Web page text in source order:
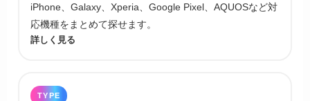
iPhone、Galaxy、Xperia、Google Pixel、AQUOSなど対
応機種をまとめて探せます。
詳しく見る
TYPE